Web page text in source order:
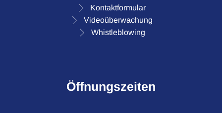
Kontaktformular
Videoüberwachung
Whistleblowing
Öffnungszeiten